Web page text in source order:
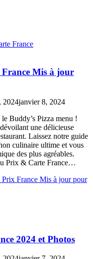
France Mis à jour
2024janvier 8, 2024
Buddy’s Pizza menu !
une délicieuse
Laissez notre guide
culinaire ultime et vous
des plus agréables.
Prix & Carte France…
Prix France Mis à jour pour
2024 et Photos